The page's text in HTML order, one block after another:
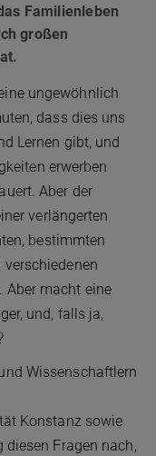
Familienleben
großen
ungewöhnlich
dass dies uns
Lernen gibt, und
erwerben
Aber der
verlängerten
bestimmten
verschiedenen
Aber macht eine
und, falls ja,
Wissenschaftlern
Konstanz sowie
Fragen nach,